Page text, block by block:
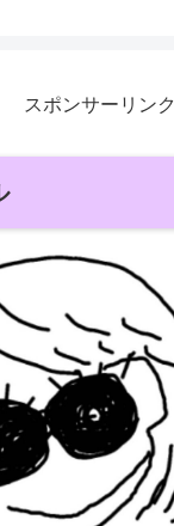
スポンサーリンク